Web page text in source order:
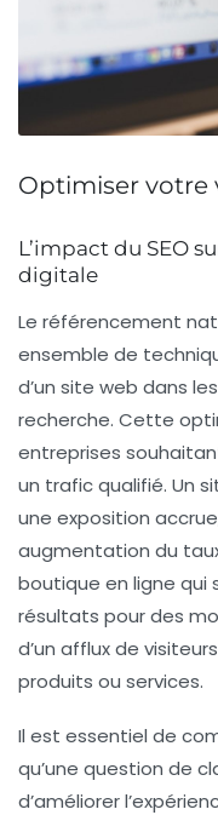
Optimiser votre
L’impact du SEO
digitale
Le référencement
ensemble de
d’un site web dans
recherche. Cette
entreprises
un trafic qualifié. Un
une exposition
augmentation du
boutique en ligne qui
résultats pour des
d’un afflux de
produits ou services.
Il est essentiel de
qu’une question de
d’améliorer l’